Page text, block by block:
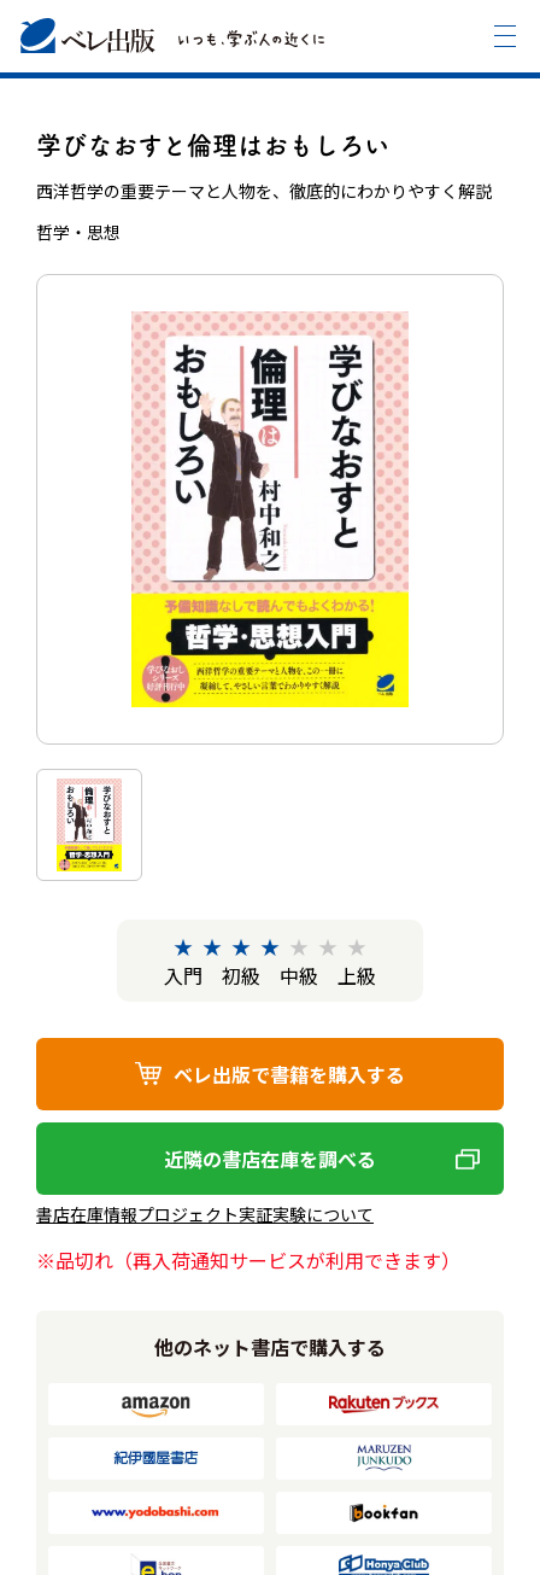
学びなおすと倫理はおもしろい
西洋哲学の重要テーマと人物を、徹底的にわかりやすく解説
哲学・思想
★ ★ ★ ★ ★ ★ ★
入門
初級 中級 上級
ベレ出版で書籍を購入する
近隣の書店在庫を調べる
書店在庫情報プロジェクト実証実験について
※品切れ（再入荷通知サービスが利用できます）
他のネット書店で購入する